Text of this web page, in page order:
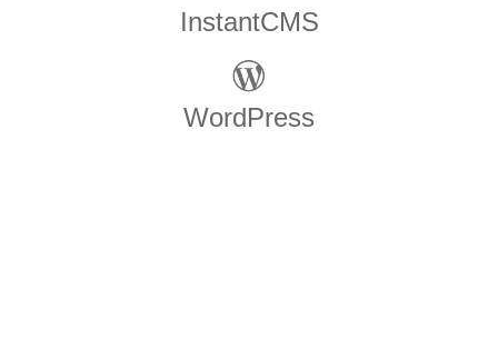
InstantCMS
WordPress